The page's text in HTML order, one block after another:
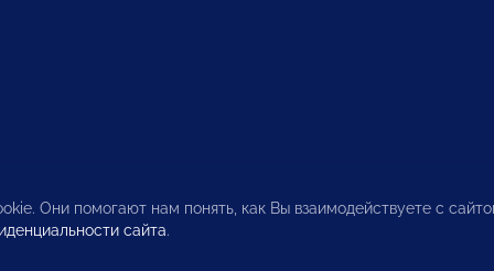
Они помогают нам понять, как Вы взаимодействуете с
сайта.